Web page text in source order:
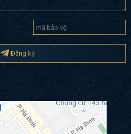
Đăng ký